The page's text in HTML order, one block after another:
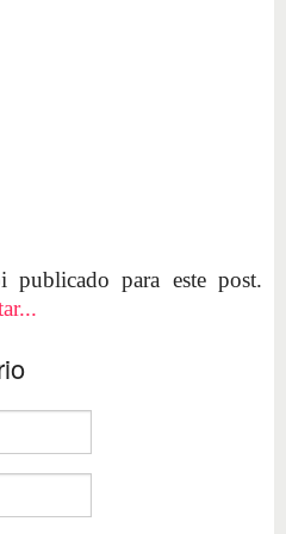
publicado para este post.